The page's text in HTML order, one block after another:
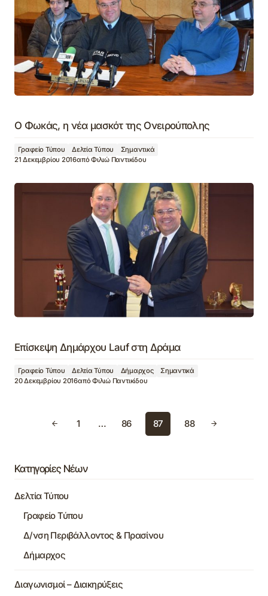
Ο Φωκάς, η νέα μασκότ της Ονειρούπολης
Γραφείο Τύπου Δελτία Τύπου
Σημαντικά
21 Δεκεμβρίου 2016απόΦιλιώ Παντικίδου
Επίσκεψη Δημάρχου Lauf στη Δράμα
Γραφείο Τύπου Δελτία Τύπου Δήμαρχος
Σημαντικά
20 Δεκεμβρίου 2016απόΦιλιώ Παντικίδου
1 … 86 87 88
Κατηγορίες Νέων
Δελτία Τύπου
Γραφείο Τύπου
Δ/νση Περιβάλλοντος & Πρασίνου
Δήμαρχος
Διαγωνισμοί – Διακηρύξεις